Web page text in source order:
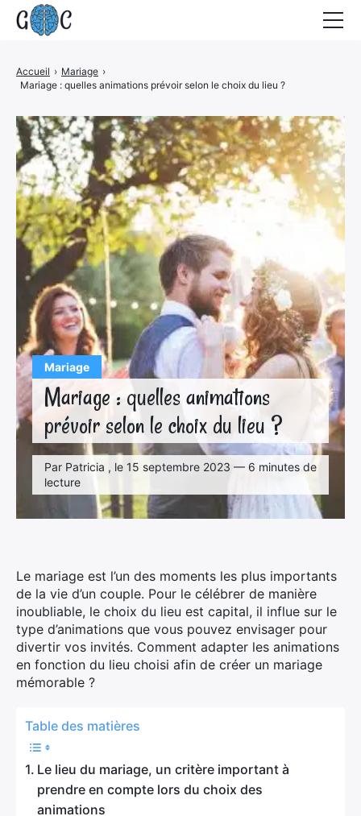
Mariage
Mariage : quelles animations
prévoir selon le choix du lieu ?
Par Patricia , le 15 septembre 2023 — 6 minutes de
lecture
Accueil › Mariage ›
Mariage : quelles animations prévoir selon le choix du lieu ?
Le mariage est l’un des moments les plus importants
de la vie d’un couple. Pour le célébrer de manière
inoubliable, le choix du lieu est capital, il influe sur le
type d’animations que vous pouvez envisager pour
divertir vos invités. Comment adapter les animations
en fonction du lieu choisi afin de créer un mariage
mémorable ?
Table des matières
Le lieu du mariage, un critère important à
prendre en compte lors du choix des
animations
Actualités
Contact